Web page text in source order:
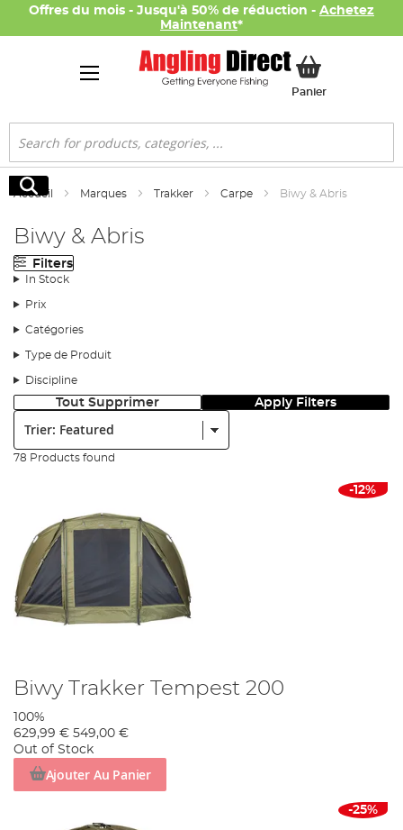
Offres du mois - Jusqu'à 50% de réduction - Achetez
Maintenant*
PanierMon panier
Rechercher
Rechercher
Accueil Marques Trakker Carpe Biwy & Abris
Biwy & Abris
Filters
In Stock
Prix
Catégories
Type de Produit
Discipline
Tout Supprimer Apply Filters
78 Products found
-12%
Biwy Trakker Tempest 200
100%
629,99 € 549,00 €
Out of Stock
Ajouter Au Panier
-25%